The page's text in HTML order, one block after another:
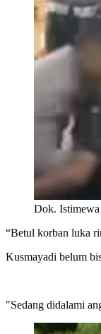
Dok. Istimewa
“Betul korban luka
Kusmayadi belum
"Sedang didalami